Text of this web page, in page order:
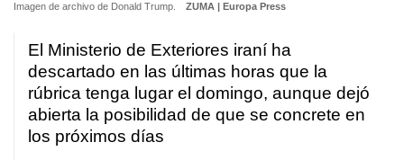
Imagen de archivo de Donald Trump. ZUMA | Europa Press
El Ministerio de Exteriores iraní ha
descartado en las últimas horas que la
rúbrica tenga lugar el domingo, aunque dejó
abierta la posibilidad de que se concrete en
los próximos días